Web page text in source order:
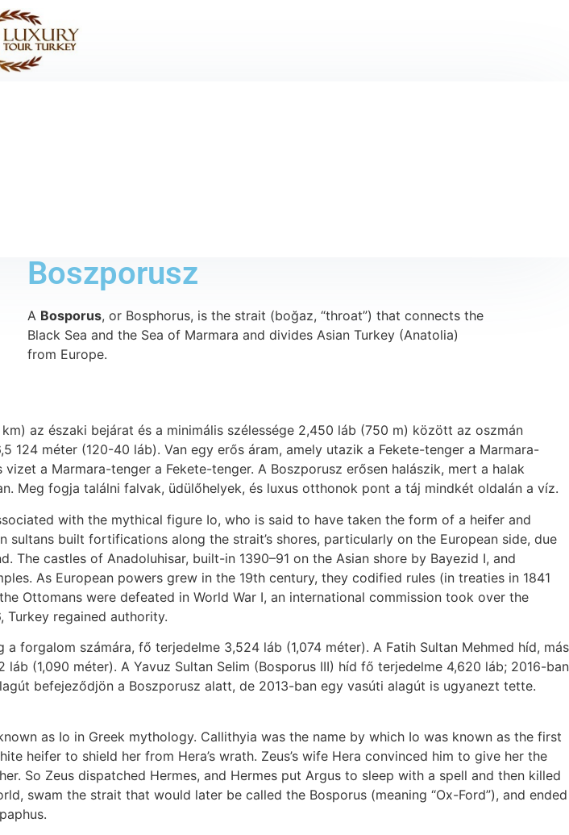
Boszporusz
A Bosporus, or Bosphorus, is the strait (boğaz, “throat”) that connects the
Black Sea and the Sea of Marmara and divides Asian Turkey (Anatolia)
from Europe.
az északi bejárat és a minimális szélessége 2,450 láb (750 m) között az oszmán
124 méter (120-40 láb). Van egy erős áram, amely utazik a Fekete-tenger a Marmara-
a Marmara-tenger a Fekete-tenger. A Boszporusz erősen halászik, mert a halak
Meg fogja találni falvak, üdülőhelyek, és luxus otthonok pont a táj mindkét oldalán a víz.
with the mythical figure Io, who is said to have taken the form of a heifer and
built fortifications along the strait’s shores, particularly on the European side, due
castles of Anadoluhisar, built-in 1390–91 on the Asian shore by Bayezid I, and
As European powers grew in the 19th century, they codified rules (in treaties in 1841
Ottomans were defeated in World War I, an international commission took over the
regained authority.
számára, fő terjedelme 3,524 láb (1,074 méter). A Fatih Sultan Mehmed híd, más
(1,090 méter). A Yavuz Sultan Selim (Bosporus III) híd fő terjedelme 4,620 láb; 2016-ban
befejeződjön a Boszporusz alatt, de 2013-ban egy vasúti alagút is ugyanezt tette.
as Io in Greek mythology. Callithyia was the name by which Io was known as the first
heifer to shield her from Hera’s wrath. Zeus’s wife Hera convinced him to give her the
So Zeus dispatched Hermes, and Hermes put Argus to sleep with a spell and then killed
swam the strait that would later be called the Bosporus (meaning “Ox-Ford”), and ended